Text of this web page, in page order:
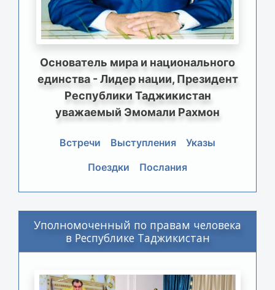
Основатель мира и национального
единства - Лидер нации, Президент
Республики Таджикистан
уважаемый Эмомали Рахмон
Встречи Выступления
Указы
Поездки
Послания
Уполномоченный по правам человека
в Республике Таджикистан